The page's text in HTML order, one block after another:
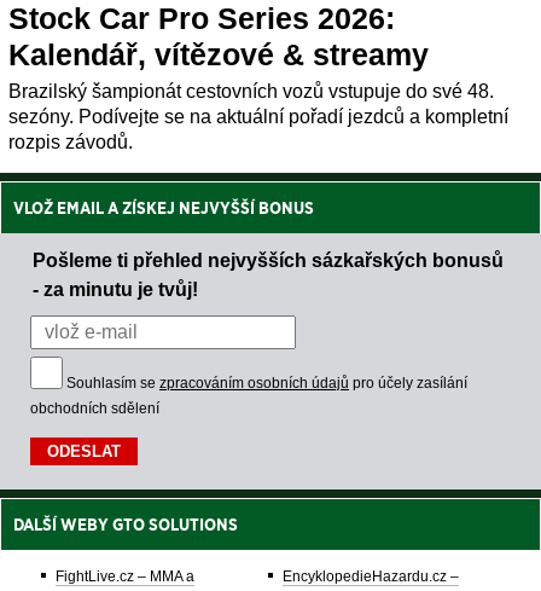
Stock Car Pro Series 2026:
Kalendář, vítězové & streamy
Brazilský šampionát cestovních vozů vstupuje do své 48.
sezóny. Podívejte se na aktuální pořadí jezdců a kompletní
rozpis závodů.
VLOŽ EMAIL A ZÍSKEJ NEJVYŠŠÍ BONUS
Pošleme ti přehled nejvyšších sázkařských bonusů
- za minutu je tvůj!
Souhlasím se zpracováním osobních údajů pro účely zasílání
obchodních sdělení
DALŠÍ WEBY GTO SOLUTIONS
FightLive.cz – MMA a
EncyklopedieHazardu.cz –